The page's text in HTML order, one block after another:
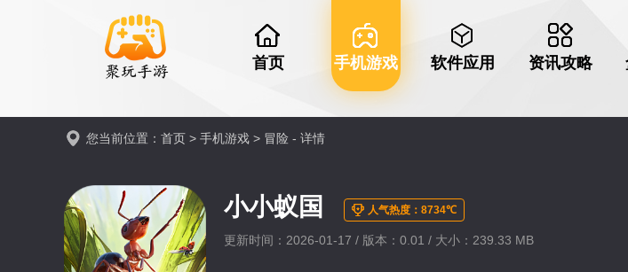
首页 手机游戏 软件应用 资讯攻略
您当前位置： 首页 > 手机游戏 > 冒险 - 详情
小小蚁国 人气热度：8734℃
更新时间：2026-01-17 / 版本：0.01 / 大小：239.33 MB